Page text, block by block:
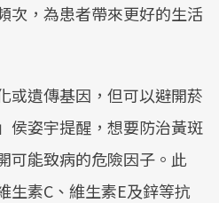
次，為患者帶來更好的生活
或遺傳基因，但可以避開菸
侯姿宇提醒，想要防治黃斑
可能致病的危險因子。此
生素C、維生素E及鋅等抗